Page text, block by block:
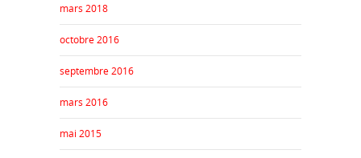
mars 2018
octobre 2016
septembre 2016
mars 2016
mai 2015